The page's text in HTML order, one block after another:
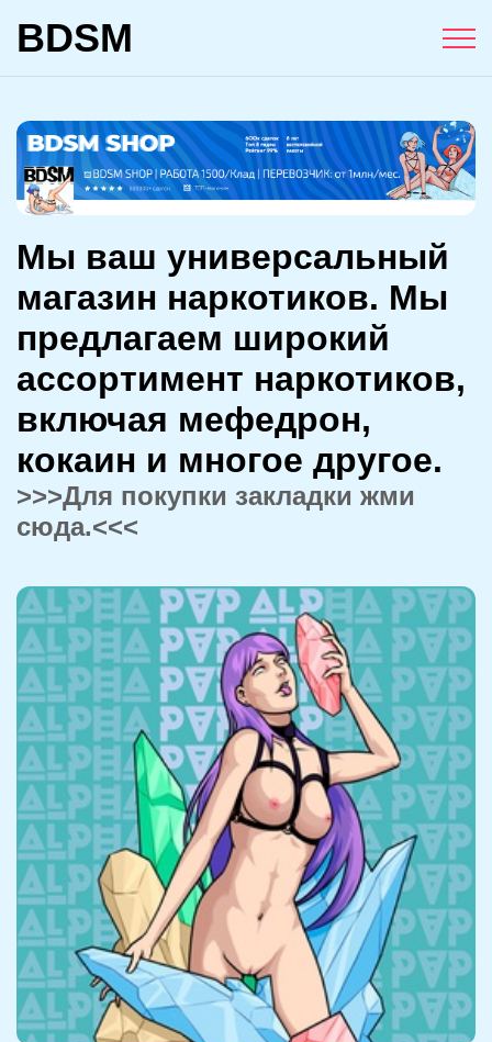
BDSM
Мы ваш универсальный
магазин наркотиков. Мы
предлагаем широкий
ассортимент наркотиков,
включая мефедрон,
кокаин и многое другое.
>>>Для покупки закладки жми
сюда.<<<